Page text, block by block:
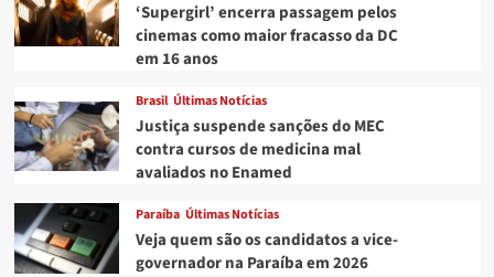
‘Supergirl’ encerra passagem pelos
cinemas como maior fracasso da DC
em 16 anos
Brasil Últimas Notícias
Justiça suspende sanções do MEC
contra cursos de medicina mal
avaliados no Enamed
Paraíba Últimas Notícias
Veja quem são os candidatos a vice-
governador na Paraíba em 2026